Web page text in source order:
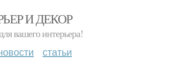
И ДЕКОР
вашего интерьера!
статьи